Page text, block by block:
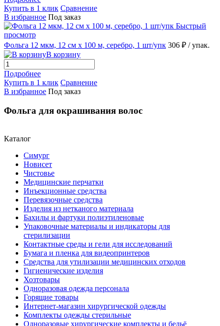
Купить в 1 клик Сравнение
В избранное Под заказ
Быстрый
просмотр
Фольга 12 мкм, 12 см х 100 м, серебро, 1 шт/упк 306 ₽ / упак.
В корзину
Подробнее
Купить в 1 клик Сравнение
В избранное Под заказ
Фольга для окрашивания волос
Каталог
Симург
Новисет
Чистовье
Медицинские перчатки
Инъекционные средства
Перевязочные средства
Изделия из нетканого материала
Бахилы и фартуки полиэтиленовые
Упаковочные материалы и индикаторы для
стерилизации
Контактные среды и гели для исследований
Бумага и пленка для видеопринтеров
Средства для утилизации медицинских отходов
Гигиенические изделия
Хозтовары
Одноразовая одежда персонала
Горящие товары
Интернет-магазин хирургической одежды
Комплекты одежды стерильные
Одноразовые хирургические комплекты и бельё